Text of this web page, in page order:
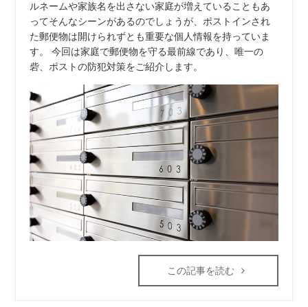
ルネームや家族名を出さない家庭が増えていることもあ
ってそんなシーンがあるのでしょうが、ポストインされ
た郵便物は開けられずとも重要な個人情報を持っていま
す。 今回は家庭で郵便物を守る最前線であり、唯一の
砦、ポストの防犯対策をご紹介します。
この記事を読む